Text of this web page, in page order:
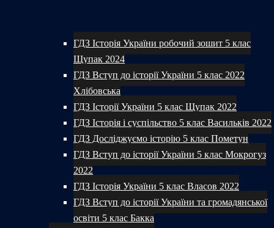
ГДЗ Історія України робочий зошит 5 клас
Щупак 2024
ГДЗ Вступ до історії України 5 клас 2022
Хлібовська
ГДЗ Історії України 5 клас Щупак 2022
ГДЗ Історія і суспільство 5 клас Васильків 2022
ГДЗ Досліджуємо історію 5 клас Пометун
ГДЗ Вступ до історії України 5 клас Мокрогуз
2022
ГДЗ Історія України 5 клас Власов 2022
ГДЗ Вступ до історії України та громадянської
освіти 5 клас Бакка